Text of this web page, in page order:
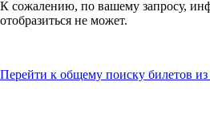
К сожалению, по вашему запросу,
отобразиться не может.
Перейти к общему поиску билетов